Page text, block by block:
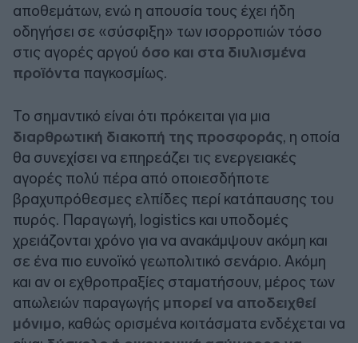
αποθεμάτων, ενώ η απουσία τους έχει ήδη
οδηγήσει σε «σύσφιξη» των ισορροπιών τόσο
στις αγορές αργού όσο και στα διυλισμένα
προϊόντα παγκοσμίως.
Το σημαντικό είναι ότι πρόκειται για μια
διαρθρωτική διακοπή της προσφοράς, η οποία
θα συνεχίσει να επηρεάζει τις ενεργειακές
αγορές πολύ πέρα από οποιεσδήποτε
βραχυπρόθεσμες ελπίδες περί κατάπαυσης του
πυρός. Παραγωγή, logistics και υποδομές
χρειάζονται χρόνο για να ανακάμψουν ακόμη και
σε ένα πιο ευνοϊκό γεωπολιτικό σενάριο. Ακόμη
και αν οι εχθροπραξίες σταματήσουν, μέρος των
απωλειών παραγωγής μπορεί να αποδειχθεί
μόνιμο, καθώς ορισμένα κοιτάσματα ενδέχεται να